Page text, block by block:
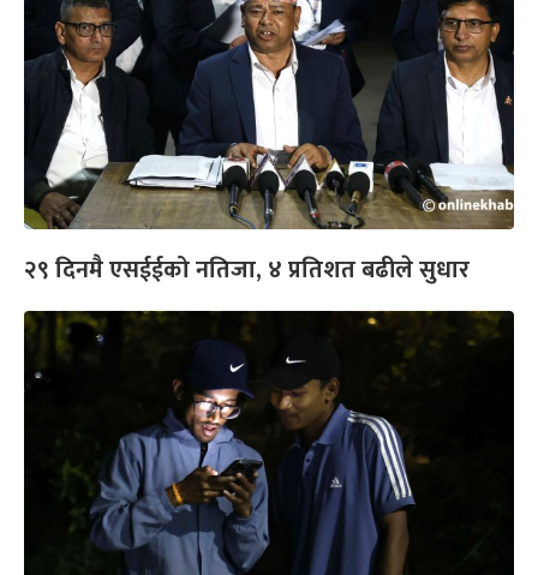
२९ दिनमै एसईईको नतिजा, ४ प्रतिशत बढीले सुधार